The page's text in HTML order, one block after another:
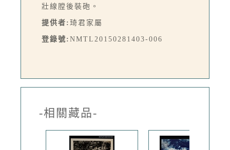
壯線膛後裝砲。
提供者: 琦君家屬
登錄號: NMTL20150281403-006
-相關藏品-